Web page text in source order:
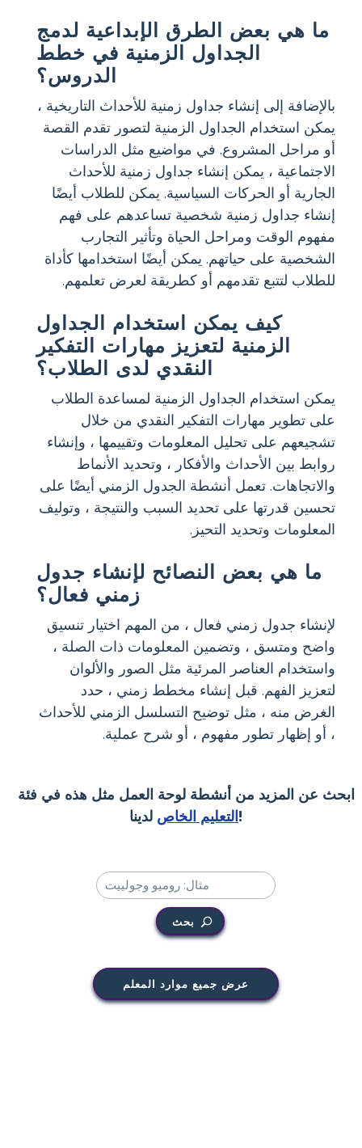
ما هي بعض الطرق الإبداعية لدمج
الجداول الزمنية في خطط
الدروس؟
بالإضافة إلى إنشاء جداول زمنية للأحداث التاريخية ،
يمكن استخدام الجداول الزمنية لتصور تقدم القصة
أو مراحل المشروع. في مواضيع مثل الدراسات
الاجتماعية ، يمكن إنشاء جداول زمنية للأحداث
الجارية أو الحركات السياسية. يمكن للطلاب أيضًا
إنشاء جداول زمنية شخصية تساعدهم على فهم
مفهوم الوقت ومراحل الحياة وتأثير التجارب
الشخصية على حياتهم. يمكن أيضًا استخدامها كأداة
للطلاب لتتبع تقدمهم أو كطريقة لعرض تعلمهم.
كيف يمكن استخدام الجداول
الزمنية لتعزيز مهارات التفكير
النقدي لدى الطلاب؟
يمكن استخدام الجداول الزمنية لمساعدة الطلاب
على تطوير مهارات التفكير النقدي من خلال
تشجيعهم على تحليل المعلومات وتقييمها ، وإنشاء
روابط بين الأحداث والأفكار ، وتحديد الأنماط
والاتجاهات. تعمل أنشطة الجدول الزمني أيضًا على
تحسين قدرتها على تحديد السبب والنتيجة ، وتوليف
المعلومات وتحديد التحيز.
ما هي بعض النصائح لإنشاء جدول
زمني فعال؟
لإنشاء جدول زمني فعال ، من المهم اختيار تنسيق
واضح ومتسق ، وتضمين المعلومات ذات الصلة ،
واستخدام العناصر المرئية مثل الصور والألوان
لتعزيز الفهم. قبل إنشاء مخطط زمني ، حدد
الغرض منه ، مثل توضيح التسلسل الزمني للأحداث
، أو إظهار تطور مفهوم ، أو شرح عملية.
ابحث عن المزيد من أنشطة لوحة العمل مثل هذه في فئة
التعليم الخاص لدينا!
بحث
عرض جميع موارد المعلم